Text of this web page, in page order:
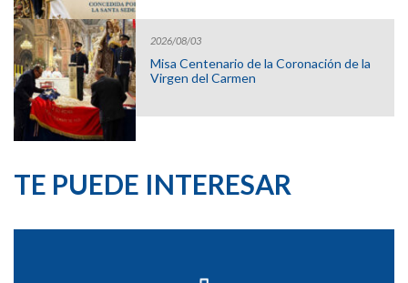
2026/08/03
Misa Centenario de la Coronación de la
Virgen del Carmen
TE PUEDE INTERESAR